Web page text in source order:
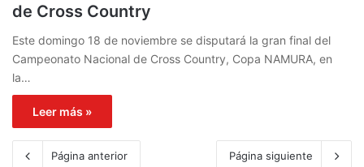
de Cross Country
Este domingo 18 de noviembre se disputará la gran final del
Campeonato Nacional de Cross Country, Copa NAMURA, en
la…
Leer más »
Página anterior Página siguiente